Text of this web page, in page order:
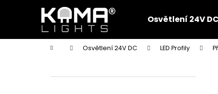
Osvětlení 24V DC
Domů Osvětlení 24V DC LED Profily
í
Zpět
do
Zpět
do